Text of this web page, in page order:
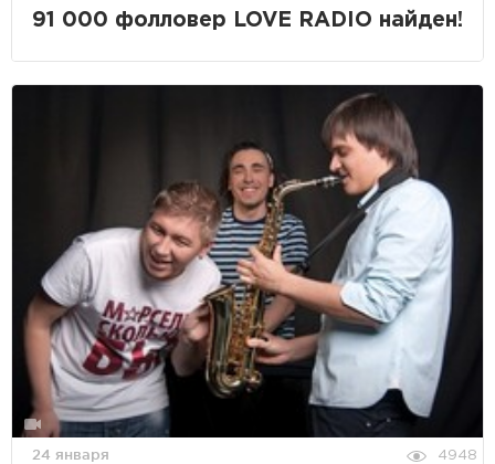
91 000 фолловер LOVE RADIO найден!
24 января 4948